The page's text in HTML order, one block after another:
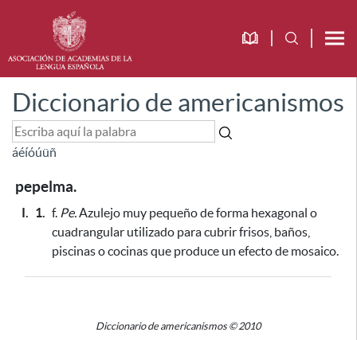
Diccionario de americanismos
áéíóúüñ
pepelma.
I. 1. f. Pe.Azulejo muy pequeño de forma hexagonal o
cuadrangular utilizado para cubrir frisos, baños,
piscinas o cocinas que produce un efecto de mosaico.
Diccionario de americanismos © 2010